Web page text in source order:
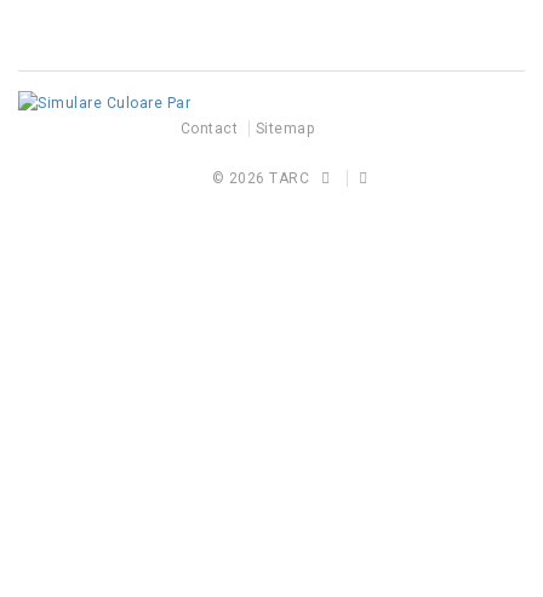
Contact Sitemap
© 2026TARC